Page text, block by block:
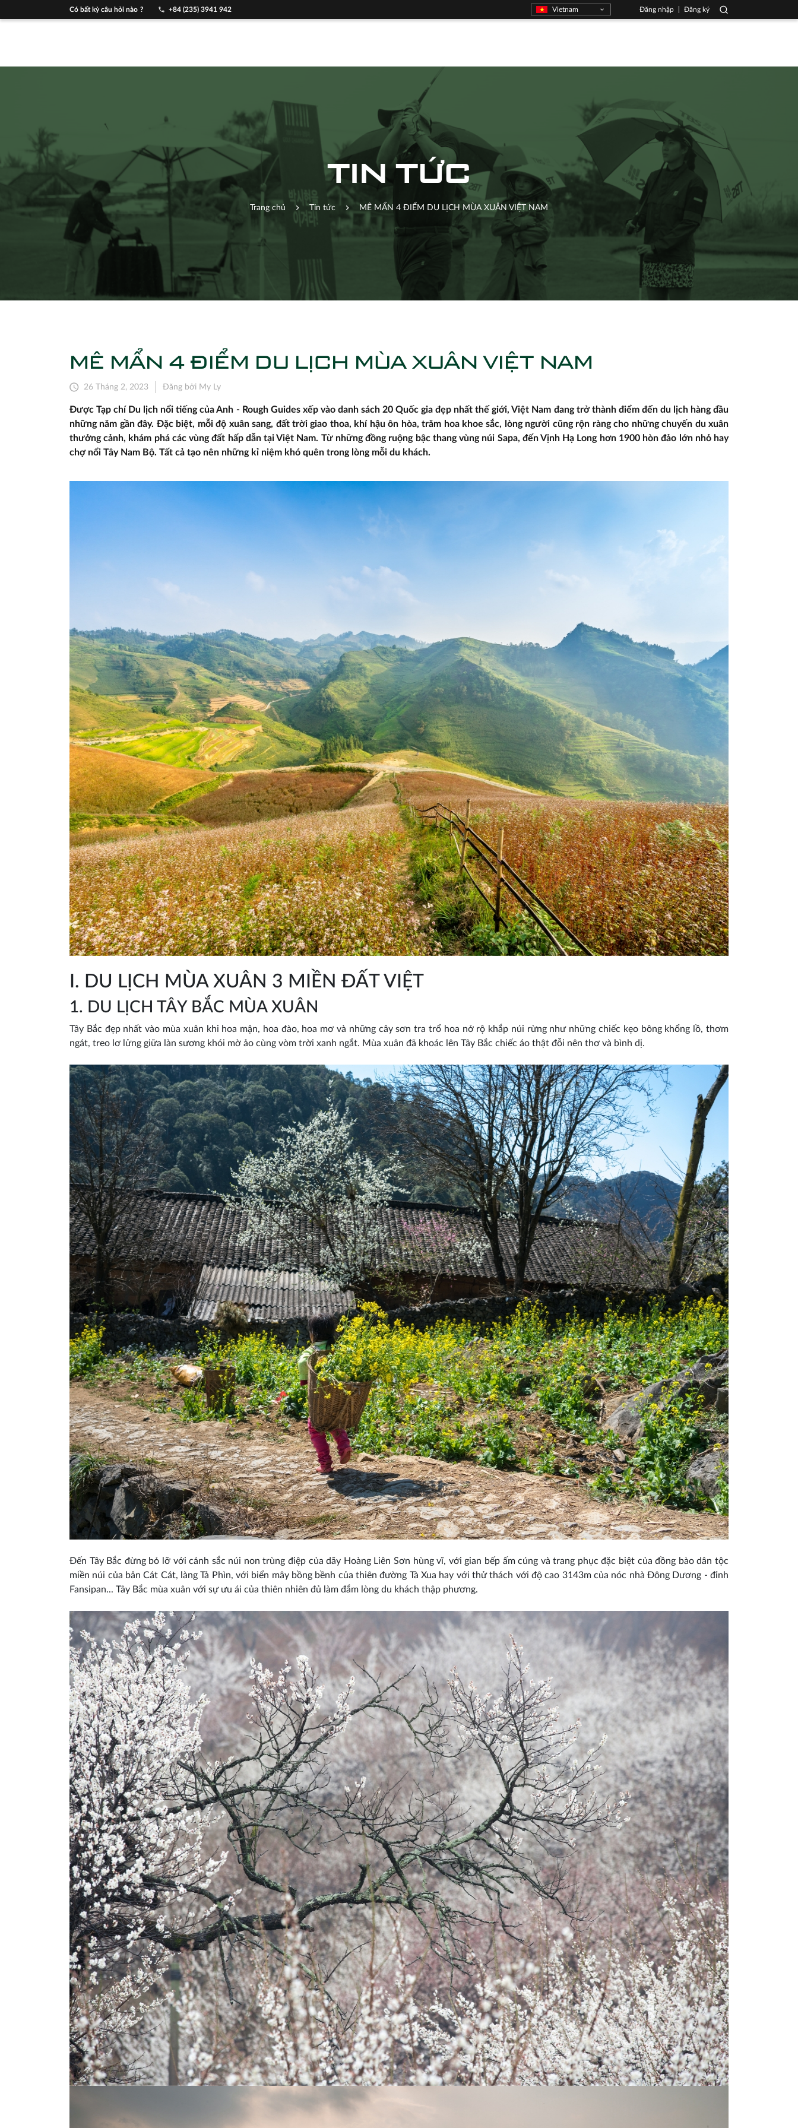
Có bất kỳ câu hỏi nào ? +84 (235) 3941 942 Vietnam Đăng nhập Đăng ký
TIN TỨC
Trang chủ Tin tức MÊ MẨN 4 ĐIỂM DU LỊCH MÙA XUÂN VIỆT NAM
MÊ MẨN 4 ĐIỂM DU LỊCH MÙA XUÂN VIỆT NAM
26 Tháng 2, 2023 Đăng bởi My Ly
Được Tạp chí Du lịch nổi tiếng của Anh - Rough Guides xếp vào danh sách 20 Quốc gia đẹp nhất thế giới, Việt Nam đang trở thành điểm đến du lịch hàng đầu
những năm gần đây. Đặc biệt, mỗi độ xuân sang, đất trời giao thoa, khí hậu ôn hòa, trăm hoa khoe sắc, lòng người cũng rộn ràng cho những chuyến du xuân
thưởng cảnh, khám phá các vùng đất hấp dẫn tại Việt Nam. Từ những đồng ruộng bậc thang vùng núi Sapa, đến Vịnh Hạ Long hơn 1900 hòn đảo lớn nhỏ hay
chợ nổi Tây Nam Bộ. Tất cả tạo nên những kỉ niệm khó quên trong lòng mỗi du khách.
I. DU LỊCH MÙA XUÂN 3 MIỀN ĐẤT VIỆT
1. DU LỊCH TÂY BẮC MÙA XUÂN
Tây Bắc đẹp nhất vào mùa xuân khi hoa mận, hoa đào, hoa mơ và những cây sơn tra trổ hoa nở rộ khắp núi rừng như những chiếc kẹo bông khổng lồ, thơm
ngát, treo lơ lửng giữa làn sương khói mờ ảo cùng vòm trời xanh ngắt. Mùa xuân đã khoác lên Tây Bắc chiếc áo thật đỗi nên thơ và bình dị.
Đến Tây Bắc đừng bỏ lỡ với cảnh sắc núi non trùng điệp của dãy Hoàng Liên Sơn hùng vĩ, với gian bếp ấm cúng và trang phục đặc biệt của đồng bào dân tộc
miền núi của bản Cát Cát, làng Tả Phìn, với biển mây bồng bềnh của thiên đường Tà Xua hay với thử thách với độ cao 3143m của nóc nhà Đông Dương - đỉnh
Fansipan... Tây Bắc mùa xuân với sự ưu ái của thiên nhiên đủ làm đắm lòng du khách thập phương.